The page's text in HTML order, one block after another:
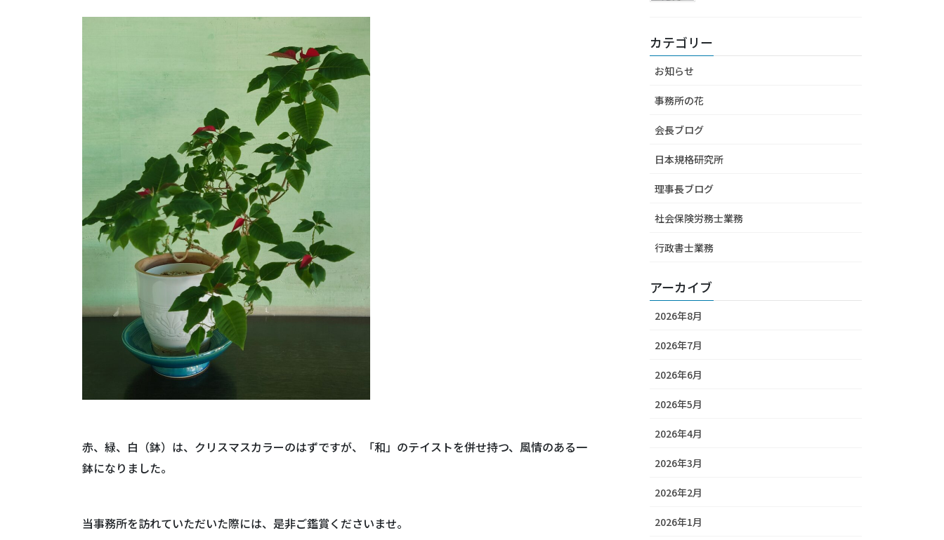
赤、緑、白（鉢）は、クリスマスカラーのはずですが、「和」のテイストを併せ持つ、風情のある一
鉢になりました。
当事務所を訪れていただいた際には、是非ご鑑賞くださいませ。
カテゴリー
お知らせ
事務所の花
会長ブログ
日本規格研究所
理事長ブログ
社会保険労務士業務
行政書士業務
アーカイブ
2026年8月
2026年7月
2026年6月
2026年5月
2026年4月
2026年3月
2026年2月
2026年1月